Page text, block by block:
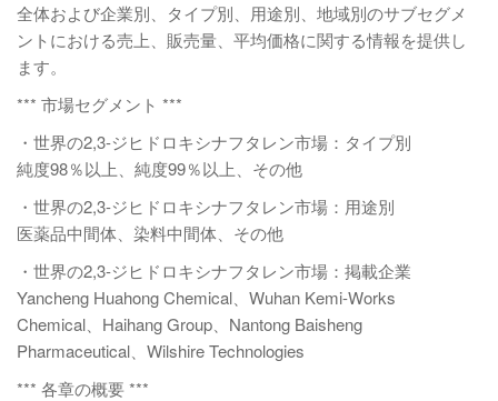
全体および企業別、タイプ別、用途別、地域別のサブセグメ
ントにおける売上、販売量、平均価格に関する情報を提供し
ます。
*** 市場セグメント ***
・世界の2,3-ジヒドロキシナフタレン市場：タイプ別
純度98％以上、純度99％以上、その他
・世界の2,3-ジヒドロキシナフタレン市場：用途別
医薬品中間体、染料中間体、その他
・世界の2,3-ジヒドロキシナフタレン市場：掲載企業
Yancheng Huahong Chemical、Wuhan Kemi-Works
Chemical、Haihang Group、Nantong Baisheng
Pharmaceutical、Wilshire Technologies
*** 各章の概要 ***